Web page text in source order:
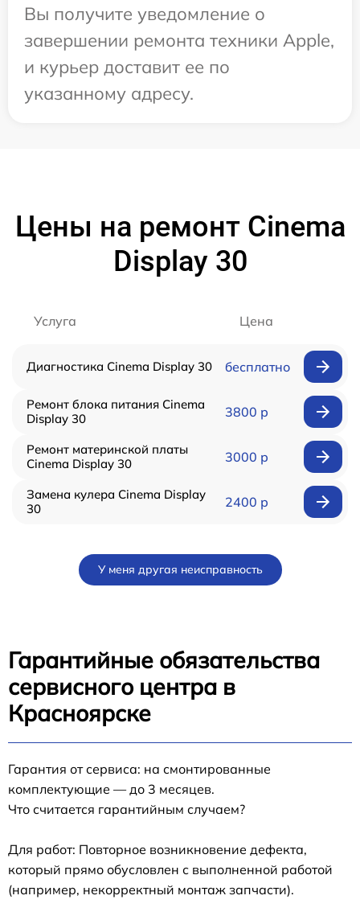
Вы получите уведомление о
завершении ремонта техники Apple,
и курьер доставит ее по
указанному адресу.
Цены на ремонт Cinema
Display 30
Услуга Цена
Диагностика Cinema Display 30 бесплатно
Ремонт блока питания Cinema
Display 30
3800 р
Ремонт материнской платы
Cinema Display 30
3000 р
Замена кулера Cinema Display
30
2400 р
У меня другая неисправность
Гарантийные обязательства
сервисного центра в
Красноярске
Гарантия от сервиса: на смонтированные
комплектующие — до 3 месяцев.
Что считается гарантийным случаем?
Для работ: Повторное возникновение дефекта,
который прямо обусловлен с выполненной работой
(например, некорректный монтаж запчасти).